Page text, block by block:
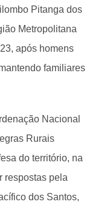
Pitanga dos
Metropolitana
após homens
familiares
Nacional
Rurais
do território, na
respostas pela
dos Santos,